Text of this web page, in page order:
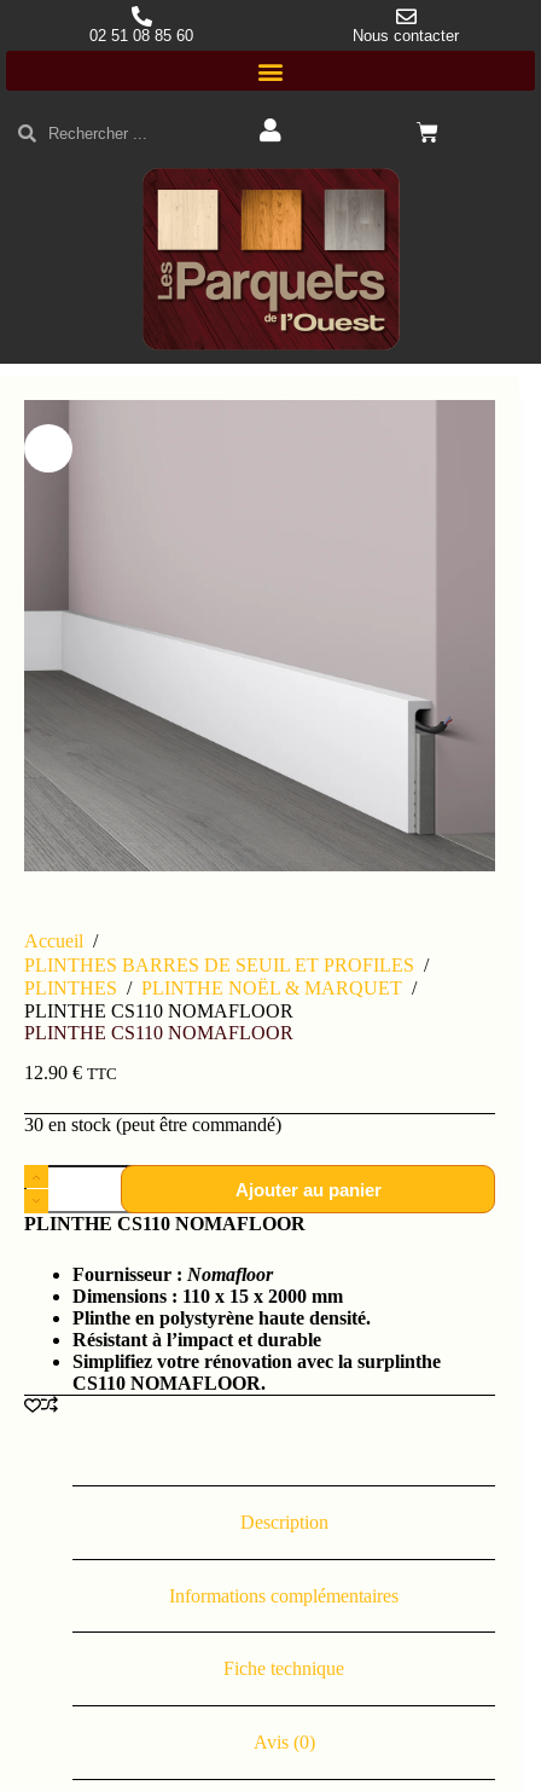
02 51 08 85 60 Nous contacter
Accueil /
PLINTHES BARRES DE SEUIL ET PROFILES /
PLINTHES / PLINTHE NOËL & MARQUET /
PLINTHE CS110 NOMAFLOOR
PLINTHE CS110 NOMAFLOOR
12.90 € TTC
30 en stock (peut être commandé)
Ajouter au panier
PLINTHE CS110 NOMAFLOOR
Fournisseur : Nomafloor
Dimensions : 110 x 15 x 2000 mm
Plinthe en polystyrène haute densité.
Résistant à l’impact et durable
Simplifiez votre rénovation avec la surplinthe
CS110 NOMAFLOOR.
Description
Informations complémentaires
Fiche technique
Avis (0)